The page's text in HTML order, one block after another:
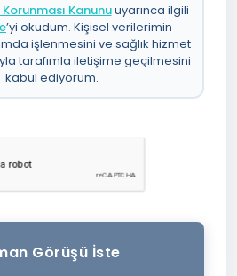
Kanunuuyarınca ilgili
’yi okudum. Kişisel verilerimin
işlenmesini ve sağlık hizmet
tarafımla iletişime geçilmesini
kabul ediyorum.
Görüşü İste